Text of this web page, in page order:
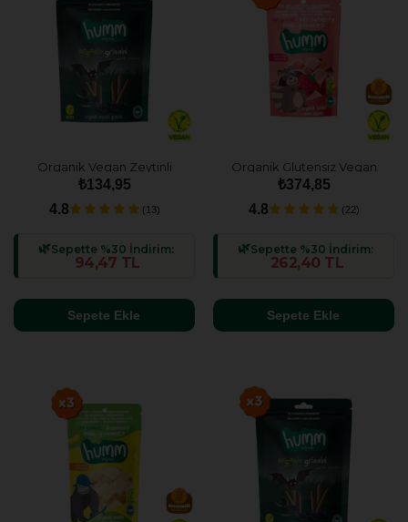
Organik Vegan Zeytinli
Grissini - 55g
₺134,95
4.8
(13)
Sepette %30 İndirim:
94,47 TL
Sepete Ekle
Organik Glutensiz Vegan
Çilekli Mini Küpler Atıştırmalık
Paketi - 3 adet
₺374,85
4.8
(22)
Sepette %30 İndirim:
262,40 TL
Sepete Ekle